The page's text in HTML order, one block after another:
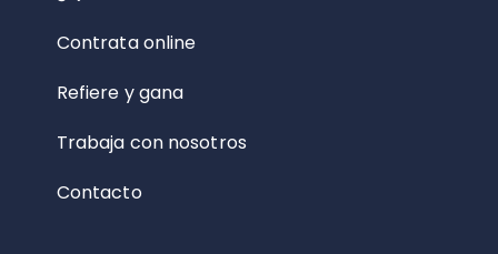
Contrata online
Refiere y gana
Trabaja con nosotros
Contacto